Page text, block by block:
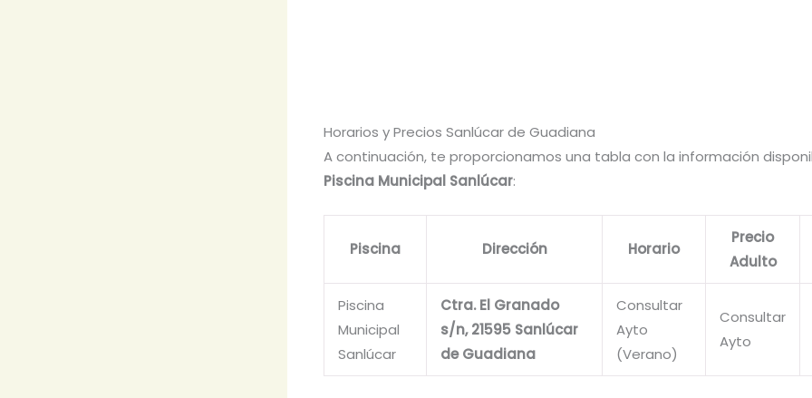
Horarios y Precios Sanlúcar de Guadiana
A continuación, te proporcionamos una tabla con la información
Piscina Municipal Sanlúcar:
Piscina Dirección Horario
Precio
Adulto
Piscina
Municipal
Sanlúcar
Ctra. El Granado
s/n, 21595 Sanlúcar
de Guadiana
Consultar
Ayto
(Verano)
Consultar
Ayto